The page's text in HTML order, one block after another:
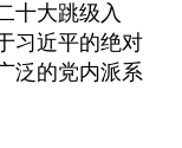
十大跳级入
习近平的绝对
泛的党内派系